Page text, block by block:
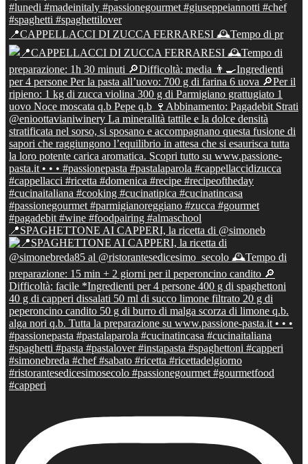
📍CAPPELLACCI DI ZUCCA FERRARESI 🕰Tempo di pr
📍SPAGHETTONE AI CAPPERI, la ricetta di @simoneb